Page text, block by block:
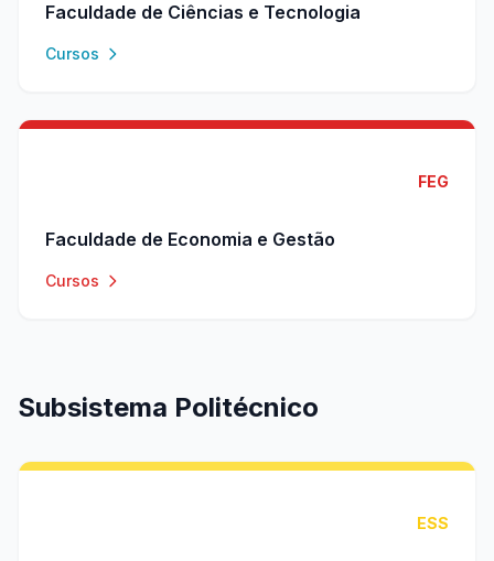
Faculdade de Ciências e Tecnologia
Cursos
FEG
Faculdade de Economia e Gestão
Cursos
Subsistema Politécnico
ESS